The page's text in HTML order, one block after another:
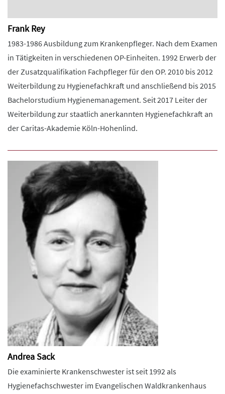
Frank Rey
1983-1986 Ausbildung zum Krankenpfleger. Nach dem Examen
in Tätigkeiten in verschiedenen OP-Einheiten. 1992 Erwerb der
der Zusatzqualifikation Fachpfleger für den OP. 2010 bis 2012
Weiterbildung zu Hygienefachkraft und anschließend bis 2015
Bachelorstudium Hygienemanagement. Seit 2017 Leiter der
Weiterbildung zur staatlich anerkannten Hygienefachkraft an
der Caritas-Akademie Köln-Hohenlind.
Andrea Sack
Die examinierte Krankenschwester ist seit 1992 als
Hygienefachschwester im Evangelischen Waldkrankenhaus